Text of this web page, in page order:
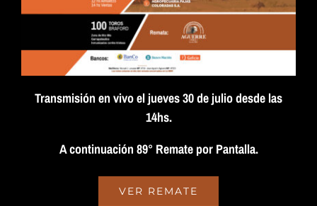
TELÉFONO
Transmisión en vivo el jueves 30 de julio desde las
14hs.
A continuación 89° Remate por Pantalla.
VER REMATE